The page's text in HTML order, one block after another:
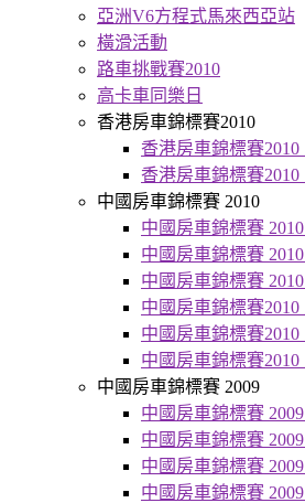
亞洲V6方程式馬來西亞站
橫滑活動
路車挑戰賽2010
高卡車同樂日
香港房車錦標賽2010
香港房車錦標賽2010
香港房車錦標賽2010
中國房車錦標賽 2010
中國房車錦標賽 2010
中國房車錦標賽 2010
中國房車錦標賽 2010
中國房車錦標賽2010
中國房車錦標賽2010
中國房車錦標賽2010
中國房車錦標賽 2009
中國房車錦標賽 2009
中國房車錦標賽 2009
中國房車錦標賽 2009
中國房車錦標賽 2009